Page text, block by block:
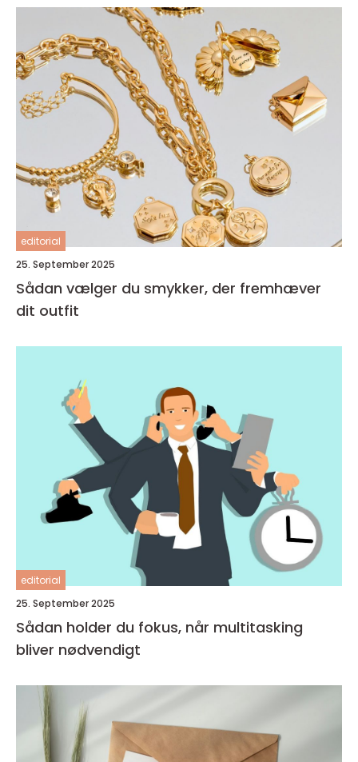
editorial
25. September 2025
Sådan vælger du smykker, der fremhæver
dit outfit
editorial
25. September 2025
Sådan holder du fokus, når multitasking
bliver nødvendigt